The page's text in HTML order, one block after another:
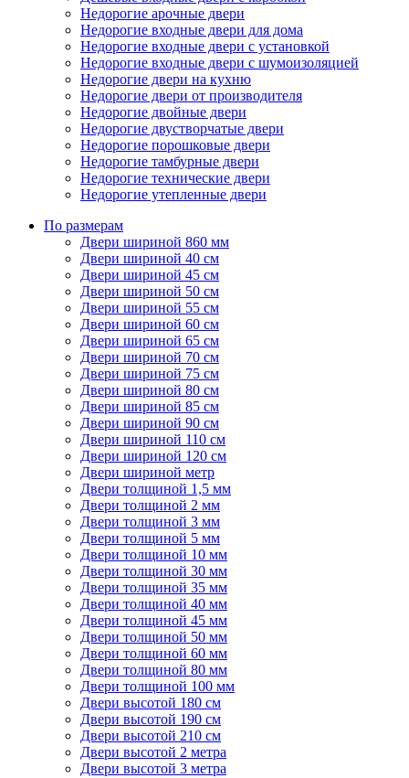
Недорогие арочные двери
Недорогие входные двери для дома
Недорогие входные двери с установкой
Недорогие входные двери с шумоизоляцией
Недорогие двери на кухню
Недорогие двери от производителя
Недорогие двойные двери
Недорогие двустворчатые двери
Недорогие порошковые двери
Недорогие тамбурные двери
Недорогие технические двери
Недорогие утепленные двери
По размерам
Двери шириной 860 мм
Двери шириной 40 см
Двери шириной 45 см
Двери шириной 50 см
Двери шириной 55 см
Двери шириной 60 см
Двери шириной 65 см
Двери шириной 70 см
Двери шириной 75 см
Двери шириной 80 см
Двери шириной 85 см
Двери шириной 90 см
Двери шириной 110 см
Двери шириной 120 см
Двери шириной метр
Двери толщиной 1,5 мм
Двери толщиной 2 мм
Двери толщиной 3 мм
Двери толщиной 5 мм
Двери толщиной 10 мм
Двери толщиной 30 мм
Двери толщиной 35 мм
Двери толщиной 40 мм
Двери толщиной 45 мм
Двери толщиной 50 мм
Двери толщиной 60 мм
Двери толщиной 80 мм
Двери толщиной 100 мм
Двери высотой 180 см
Двери высотой 190 см
Двери высотой 210 см
Двери высотой 2 метра
Двери высотой 3 метра